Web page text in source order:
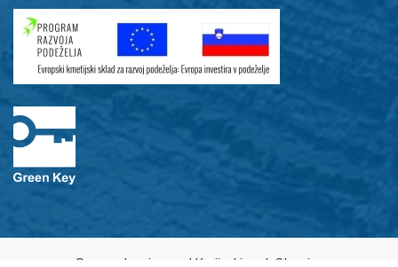
© 2021 Javni zavod Krajinski park Strunjan